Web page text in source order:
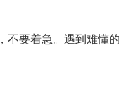
要着急。遇到难懂